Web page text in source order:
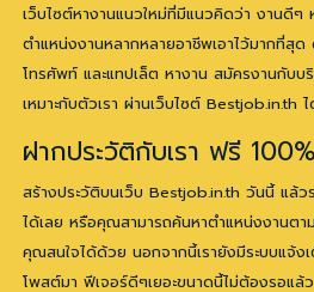
เว็บไซต์หางานแนวใหม่ที่มีแนวคิดว่า งานดีๆ
ตำแหน่งงานหลากหลายอาชีพเอาไว้มากที่สุ
โทรศัพท์ และแทปเล็ต หางาน สมัครงานกับ
เหมาะกับตัวเรา ผ่านเว็บไซต์ Bestjob.in.th
ฝากประวัติกับเรา ฟรี 100%
สร้างประวัติบนเว็บ Bestjob.in.th วันนี้ แล้
ได้เลย หรือคุณสามารถค้นหาตำแหน่งงานต
คุณสนใจได้ด้วย นอกจากนี้เรายังมีระบบแจ้ง
โพสต์มา ฟีเจอร์ดีๆเยอะขนาดนี้ไม่ต้องรอแล้